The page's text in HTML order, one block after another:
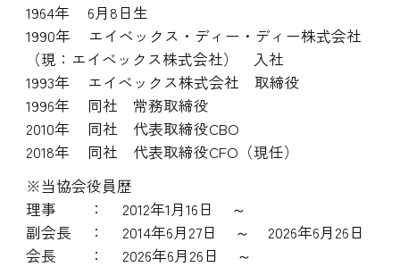
1964年 6月8日生
1990年 エイベックス・ディー・ディー株式会社
（現：エイベックス株式会社） 入社
1993年 エイベックス株式会社 取締役
1996年 同社 常務取締役
2010年 同社 代表取締役CBO
2018年 同社 代表取締役CFO（現任）
※当協会役員歴
理事 ： 2012年1月16日 ～
副会長 ： 2014年6月27日 ～ 2026年6月26日
会長 ： 2026年6月26日 ～